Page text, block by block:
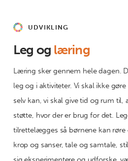
UDVIKLING
Leg og læring
Læring sker gennem hele dagen.
leg og i aktiviteter. Vi skal ikke
selv kan, vi skal give tid og rum til,
støtte, hvor der er brug for det.
tilrettelægges så børnene kan
krop og sanser, tale og samtale,